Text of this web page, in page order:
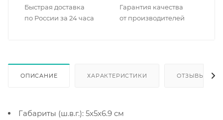
Быстрая доставка
по России за 24 часа
Гарантия качества
от производителей
ОПИСАНИЕ ХАРАКТЕРИСТИКИ ОТЗЫВЫ
Габариты (ш.в.г.): 5x5x6.9 см